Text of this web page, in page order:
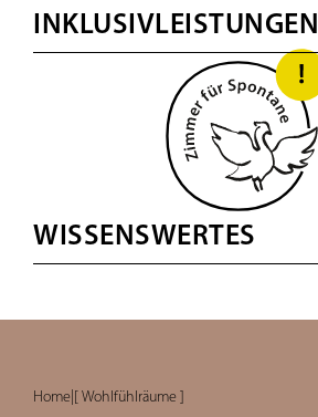
INKLUSIVLEISTUNGEN
WISSENSWERTES
Home [ Wohlfühlräume ]